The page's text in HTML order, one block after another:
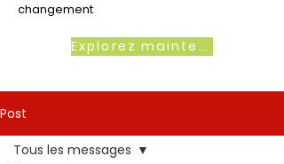
changement
Explorez maintenant
Post
Tous les messages